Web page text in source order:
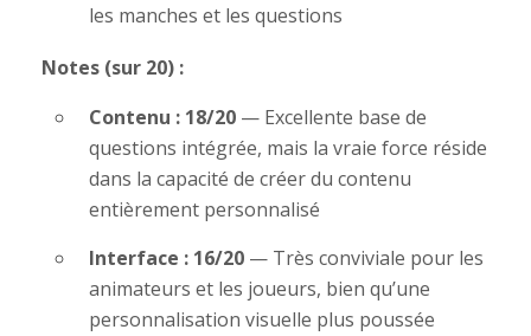
les manches et les questions
Notes (sur 20) :
Contenu : 18/20 — Excellente base de
questions intégrée, mais la vraie force réside
dans la capacité de créer du contenu
entièrement personnalisé
Interface : 16/20 — Très conviviale pour les
animateurs et les joueurs, bien qu’une
personnalisation visuelle plus poussée